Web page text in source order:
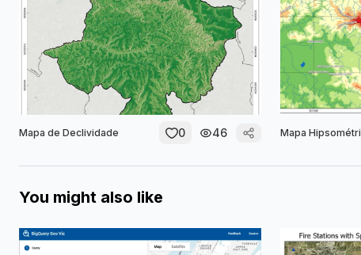
Mapa de Declividade 0 46 Mapa
You might also like